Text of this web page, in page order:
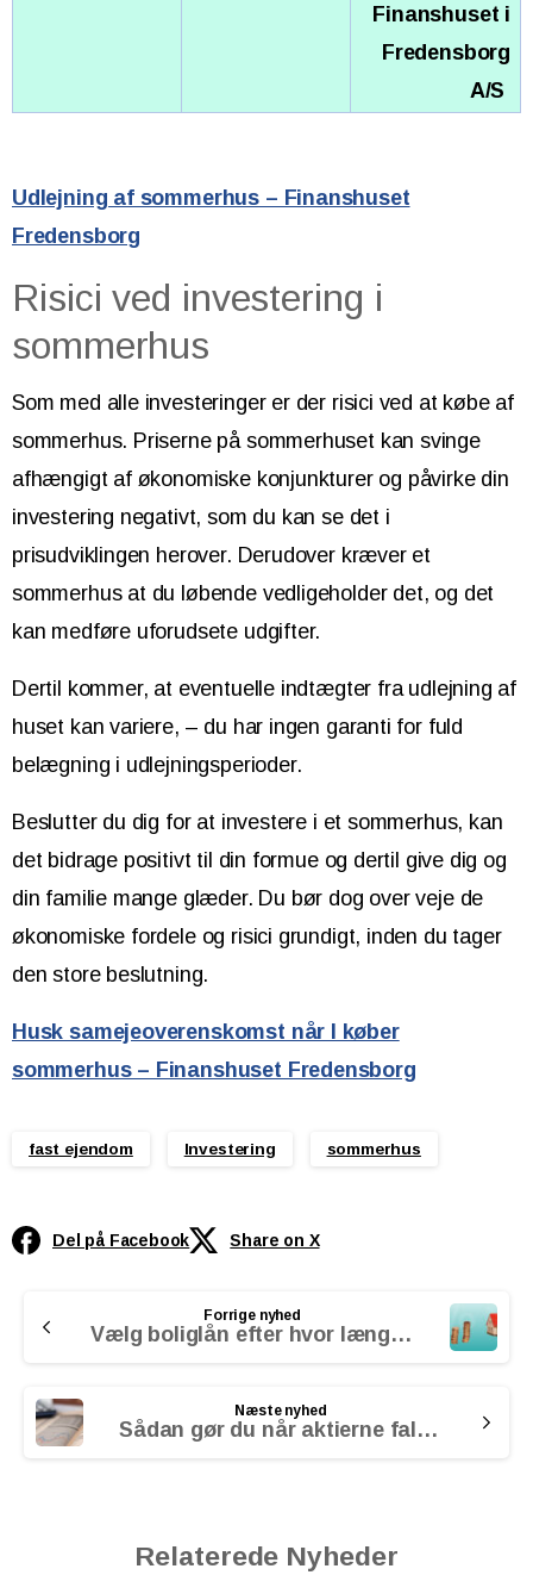
Finanshuset i
Fredensborg
A/S
Udlejning af sommerhus – Finanshuset
Fredensborg
Risici ved investering i
sommerhus
Som med alle investeringer er der risici ved at købe af
sommerhus. Priserne på sommerhuset kan svinge
afhængigt af økonomiske konjunkturer og påvirke din
investering negativt, som du kan se det i
prisudviklingen herover. Derudover kræver et
sommerhus at du løbende vedligeholder det, og det
kan medføre uforudsete udgifter.
Dertil kommer, at eventuelle indtægter fra udlejning af
huset kan variere, – du har ingen garanti for fuld
belægning i udlejningsperioder.
Beslutter du dig for at investere i et sommerhus, kan
det bidrage positivt til din formue og dertil give dig og
din familie mange glæder. Du bør dog over veje de
økonomiske fordele og risici grundigt, inden du tager
den store beslutning.
Husk samejeoverenskomst når I køber
sommerhus – Finanshuset Fredensborg
fast ejendom Investering sommerhus
Del på Facebook Share on X
Reading
Forrige nyhed
Vælg boliglån efter hvor længe du bliver boende
Næste nyhed
Sådan gør du når aktierne falder
Relaterede Nyheder